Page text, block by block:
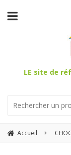
LE site de
Accueil